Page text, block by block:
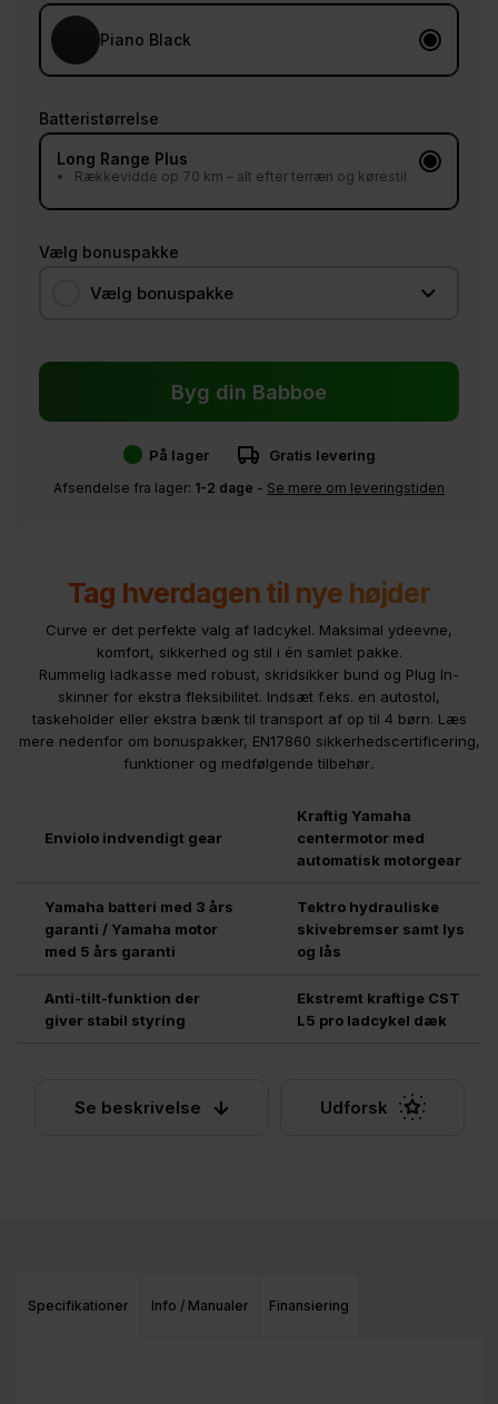
Piano Black
Batteristørrelse
Long Range Plus
Rækkevidde op 70 km – alt efter terræn og kørestil
Vælg bonuspakke
Vælg bonuspakke
Byg din Babboe
På lager Gratis levering
Afsendelse fra lager: 1-2 dage - Se mere om leveringstiden
Tag hverdagen til nye højder
Curve er det perfekte valg af ladcykel. Maksimal ydeevne,
komfort, sikkerhed og stil i én samlet pakke.
Rummelig ladkasse med robust, skridsikker bund og Plug In-
skinner for ekstra fleksibilitet. Indsæt f.eks. en autostol,
taskeholder eller ekstra bænk til transport af op til 4 børn. Læs
mere nedenfor om bonuspakker, EN17860 sikkerhedscertificering,
funktioner og medfølgende tilbehør.
Enviolo indvendigt gear
Kraftig Yamaha
centermotor med
automatisk motorgear
Yamaha batteri med 3 års
garanti / Yamaha motor
med 5 års garanti
Tektro hydrauliske
skivebremser samt lys
og lås
Anti-tilt-funktion der
giver stabil styring
Ekstremt kraftige CST
L5 pro ladcykel dæk
Se beskrivelse Udforsk
Specifikationer Info / Manualer Finansiering